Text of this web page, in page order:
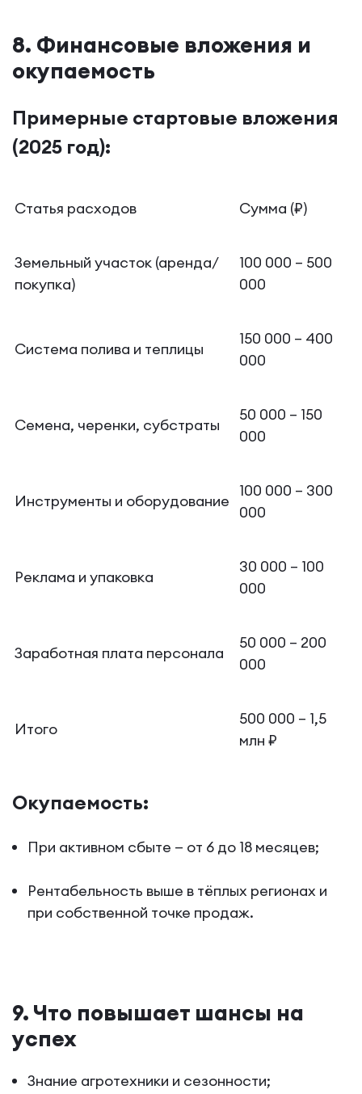
8. Финансовые вложения и
окупаемость
Примерные стартовые вложения
(2025 год):
Статья расходов Сумма (₽)
Земельный участок (аренда/
покупка)
100 000 – 500
000
Система полива и теплицы
150 000 – 400
000
Семена, черенки, субстраты
50 000 – 150
000
Инструменты и оборудование
100 000 – 300
000
Реклама и упаковка
30 000 – 100
000
Заработная плата персонала
50 000 – 200
000
Итого
500 000 – 1,5
млн ₽
Окупаемость:
При активном сбыте — от 6 до 18 месяцев;
Рентабельность выше в тёплых регионах и
при собственной точке продаж.
9. Что повышает шансы на
успех
Знание агротехники и сезонности;